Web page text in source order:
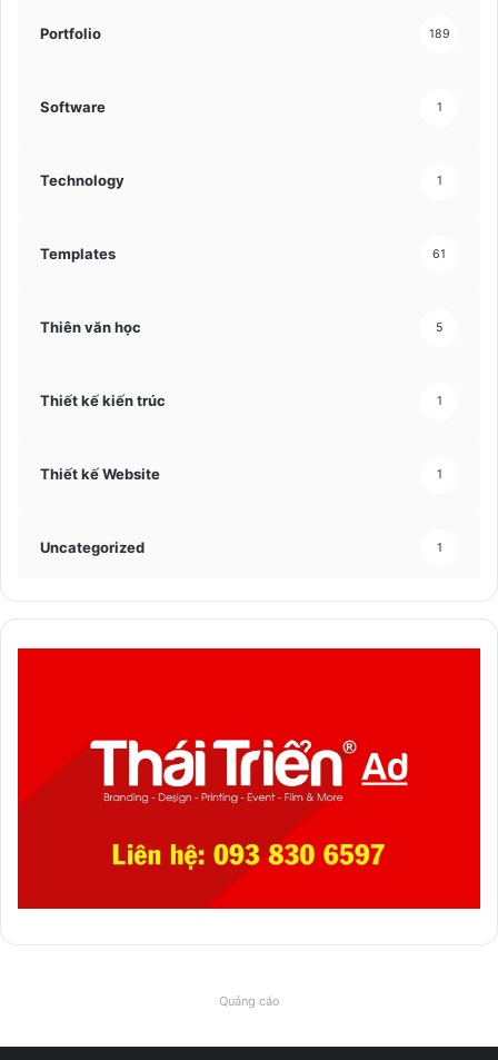
Portfolio 189
Software 1
Technology 1
Templates 61
Thiên văn học 5
Thiết kế kiến trúc 1
Thiết kế Website 1
Uncategorized 1
Quảng cáo